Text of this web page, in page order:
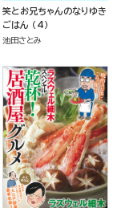
笑とお兄ちゃんのなりゆき
ごはん （4）
池田さとみ